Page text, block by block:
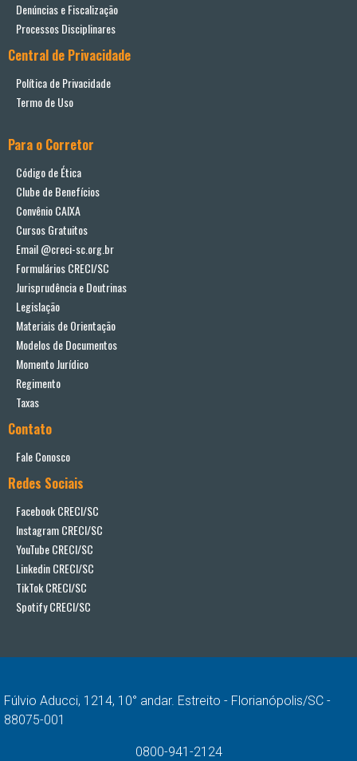
Denúncias e Fiscalização
Processos Disciplinares
Central de Privacidade
Política de Privacidade
Termo de Uso
Para o Corretor
Código de Ética
Clube de Benefícios
Convênio CAIXA
Cursos Gratuitos
Email @creci-sc.org.br
Formulários CRECI/SC
Jurisprudência e Doutrinas
Legislação
Materiais de Orientação
Modelos de Documentos
Momento Jurídico
Regimento
Taxas
Contato
Fale Conosco
Redes Sociais
Facebook CRECI/SC
Instagram CRECI/SC
YouTube CRECI/SC
Linkedin CRECI/SC
TikTok CRECI/SC
Spotify CRECI/SC
Fúlvio Aducci, 1214, 10° andar. Estreito - Florianópolis/SC -
88075-001
0800-941-2124